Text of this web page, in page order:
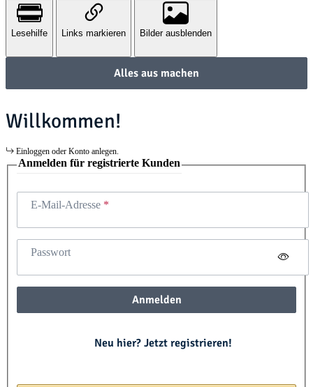
Lesehilfe Links markieren Bilder ausblenden
Alles aus machen
Willkommen!
Einloggen oder Konto anlegen.
Anmelden für registrierte Kunden
E-Mail-Adresse
Passwort
Anmelden
Neu hier? Jetzt registrieren!